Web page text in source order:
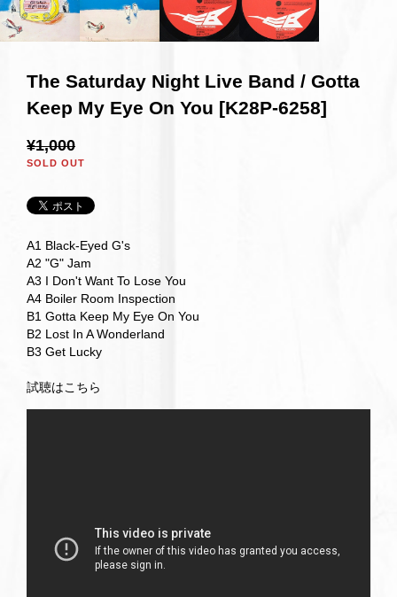
The Saturday Night Live Band / Gotta
Keep My Eye On You [K28P-6258]
¥1,000
SOLD OUT
A1 Black-Eyed G's
A2 "G" Jam
A3 I Don't Want To Lose You
A4 Boiler Room Inspection
B1 Gotta Keep My Eye On You
B2 Lost In A Wonderland
B3 Get Lucky
試聴はこちら